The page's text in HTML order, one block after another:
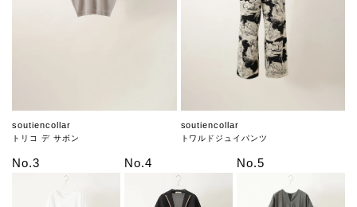
soutiencollar
トリコ デ サボン
soutiencollar
トワルドジュイパンツ
No.3 No.4 No.5